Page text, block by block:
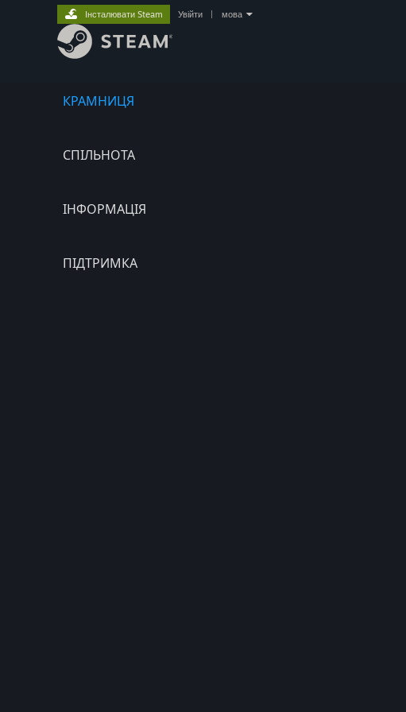
КРАМНИЦЯ
СПІЛЬНОТА
ІНФОРМАЦІЯ
ПІДТРИМКА
Інсталювати Steam Увійти мова